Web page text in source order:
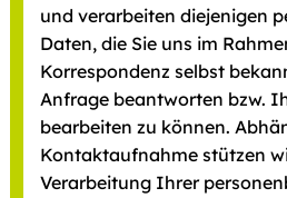
und verarbeiten diejenigen
Daten, die Sie uns im
Korrespondenz selbst
Anfrage beantworten bzw.
bearbeiten zu können.
Kontaktaufnahme stützen
Verarbeitung Ihrer